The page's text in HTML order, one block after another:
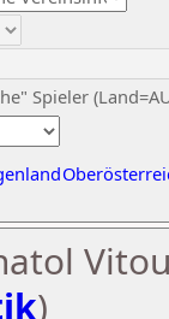
Spieler
)